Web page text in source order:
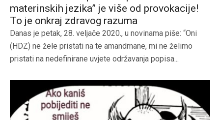
materinskih jezika” je više od provokacije!
To je onkraj zdravog razuma
Danas je petak, 28. veljače 2020., u novinama piše: “Oni
(HDZ) ne žele pristati na te amandmane, mi ne želimo
pristati na nedefinirane uvjete održavanja popisa...